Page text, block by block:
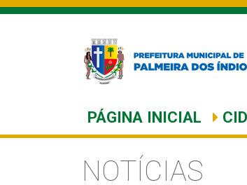
PÁGINA INICIAL
NOTÍCIAS